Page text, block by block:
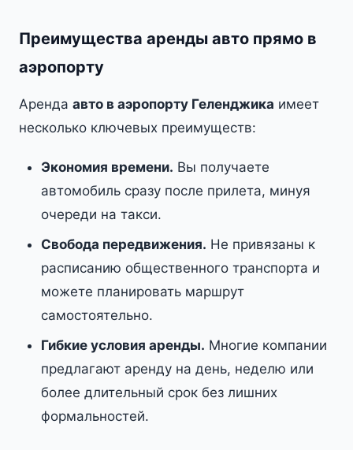
Преимущества аренды авто прямо в
аэропорту
Аренда авто в аэропорту Геленджика имеет
несколько ключевых преимуществ:
Экономия времени. Вы получаете
автомобиль сразу после прилета, минуя
очереди на такси.
Свобода передвижения. Не привязаны к
расписанию общественного транспорта и
можете планировать маршрут
самостоятельно.
Гибкие условия аренды. Многие компании
предлагают аренду на день, неделю или
более длительный срок без лишних
формальностей.